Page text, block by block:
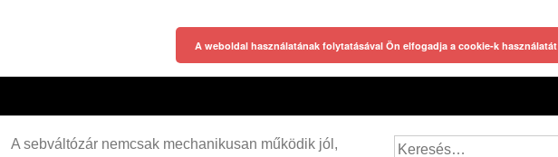
A sebváltózár nemcsak mechanikusan működik jól,
Keresés:
A weboldal használatának folytatásával Ön elfogadja a cookie-k használatát